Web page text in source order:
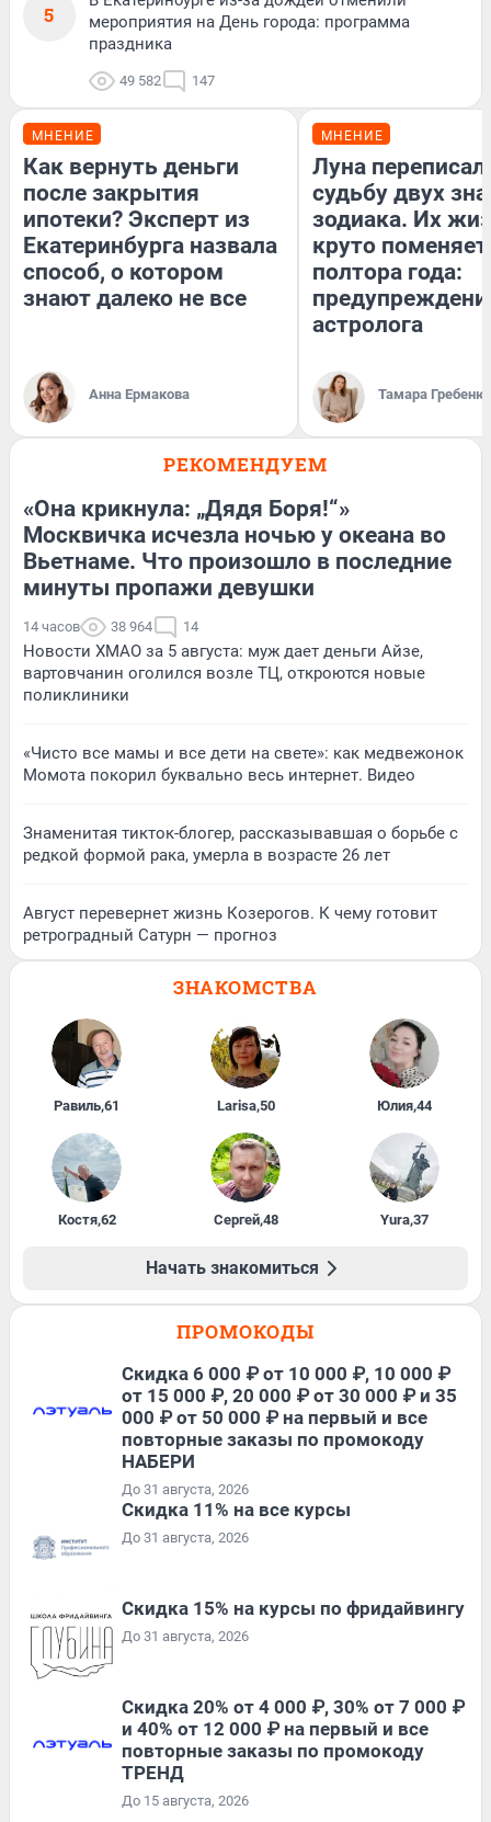
5
мероприятия на День города: программа
праздника
49 582 147
МНЕНИЕ
Как вернуть деньги
после закрытия
ипотеки? Эксперт из
Екатеринбурга назвала
способ, о котором
знают далеко не все
Анна Ермакова
МНЕНИЕ
Луна
судьбу двух
зодиака. Их
круто
полтора года:
астролога
Тамара
РЕКОМЕНДУЕМ
«Она крикнула: „Дядя Боря!“»
Москвичка исчезла ночью у океана во
Вьетнаме. Что произошло в последние
минуты пропажи девушки
14 часов 38 964 14
Новости ХМАО за 5 августа: муж дает деньги Айзе,
вартовчанин оголился возле ТЦ, откроются новые
поликлиники
«Чисто все мамы и все дети на свете»: как медвежонок
Момота покорил буквально весь интернет. Видео
Знаменитая тикток-блогер, рассказывавшая о борьбе с
редкой формой рака, умерла в возрасте 26 лет
Август перевернет жизнь Козерогов. К чему готовит
ретроградный Сатурн — прогноз
ЗНАКОМСТВА
Равиль,61 Larisa,50 Юлия,44
Костя,62 Сергей,48 Yura,37
Начать знакомиться
ПРОМОКОДЫ
Скидка 6 000 ₽ от 10 000 ₽, 10 000 ₽
от 15 000 ₽, 20 000 ₽ от 30 000 ₽ и 35
000 ₽ от 50 000 ₽ на первый и все
повторные заказы по промокоду
НАБЕРИ
До 31 августа, 2026
Скидка 11% на все курсы
До 31 августа, 2026
Скидка 15% на курсы по фридайвингу
До 31 августа, 2026
Скидка 20% от 4 000 ₽, 30% от 7 000 ₽
и 40% от 12 000 ₽ на первый и все
повторные заказы по промокоду
ТРЕНД
До 15 августа, 2026